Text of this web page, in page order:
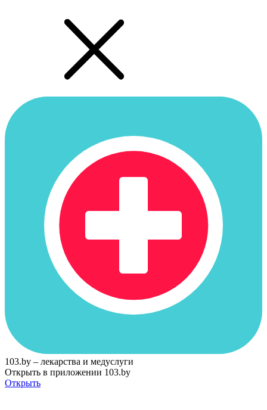
103.by – лекарства и медуслуги
Открыть в приложении 103.by
Открыть